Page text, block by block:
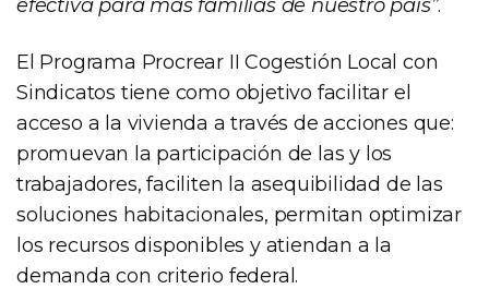
efectiva para más familias de nuestro país”.
El Programa Procrear II Cogestión Local con
Sindicatos tiene como objetivo facilitar el
acceso a la vivienda a través de acciones que:
promuevan la participación de las y los
trabajadores, faciliten la asequibilidad de las
soluciones habitacionales, permitan optimizar
los recursos disponibles y atiendan a la
demanda con criterio federal.